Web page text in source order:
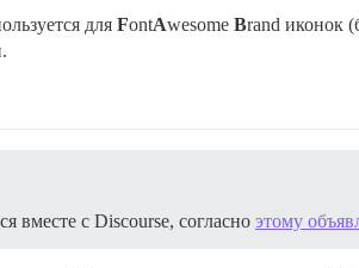
для FontAwesome Brand иконок
вместе с Discourse, согласно этому